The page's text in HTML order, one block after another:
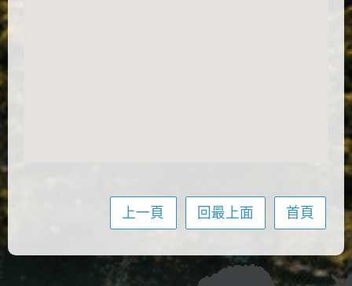
上一頁 回最上面 首頁